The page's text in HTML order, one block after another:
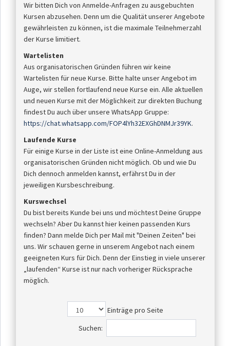
Wir bitten Dich von Anmelde-Anfragen zu ausgebuchten
Kursen abzusehen. Denn um die Qualität unserer Angebote
gewährleisten zu können, ist die maximale Teilnehmerzahl
der Kurse limitiert.
Wartelisten
Aus organisatorischen Gründen führen wir keine
Wartelisten für neue Kurse. Bitte halte unser Angebot im
Auge, wir stellen fortlaufend neue Kurse ein. Alle aktuellen
und neuen Kurse mit der Möglichkeit zur direkten Buchung
findest Du auch über unsere WhatsApp Gruppe:
https://chat.whatsapp.com/FOP4lYh32EXGhDNMJr39YK.
Laufende Kurse
Für einige Kurse in der Liste ist eine Online-Anmeldung aus
organisatorischen Gründen nicht möglich. Ob und wie Du
Dich dennoch anmelden kannst, erfährst Du in der
jeweiligen Kursbeschreibung.
Kurswechsel
Du bist bereits Kunde bei uns und möchtest Deine Gruppe
wechseln? Aber Du kannst hier keinen passenden Kurs
finden? Dann melde Dich per Mail mit "Deinen Zeiten" bei
uns. Wir schauen gerne in unserem Angebot nach einem
geeigneten Kurs für Dich. Denn der Einstieg in viele unserer
„laufenden“ Kurse ist nur nach vorheriger Rücksprache
möglich.
Einträge pro Seite
Suchen: